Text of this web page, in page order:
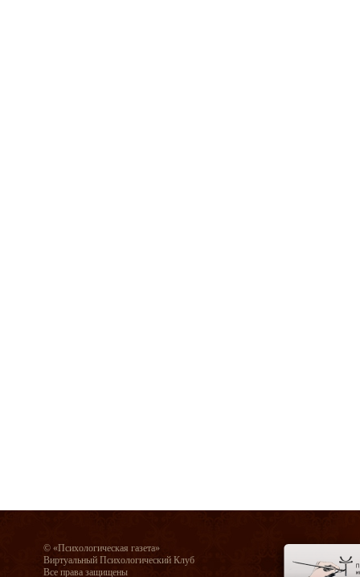
© «Психологическая газета»
Виртуальный Психологический Клуб
Все права защищены